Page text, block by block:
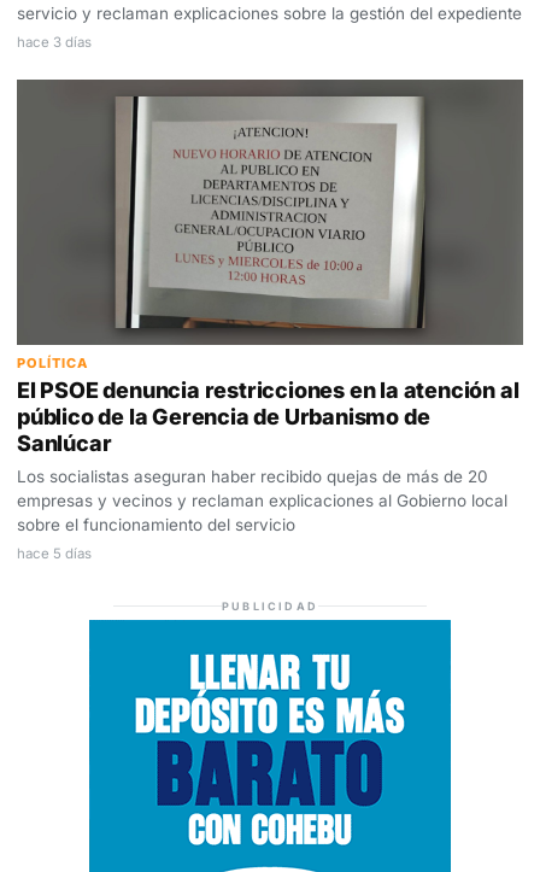
servicio y reclaman explicaciones sobre la gestión del expediente
hace 3 días
POLÍTICA
El PSOE denuncia restricciones en la atención al
público de la Gerencia de Urbanismo de
Sanlúcar
Los socialistas aseguran haber recibido quejas de más de 20
empresas y vecinos y reclaman explicaciones al Gobierno local
sobre el funcionamiento del servicio
hace 5 días
PUBLICIDAD